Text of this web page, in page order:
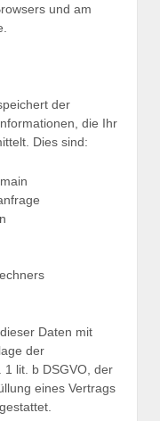
und am
der
die Ihr
Dies sind:
Daten mit
der
1 lit. b DSGVO, der
eines Vertrags